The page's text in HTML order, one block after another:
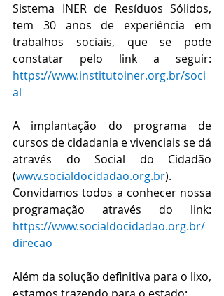
Sistema INER de Resíduos Sólidos,
tem 30 anos de experiência em
trabalhos sociais, que se pode
https://www.institutoiner.org.br/soci
al
A implantação do programa de
cursos de cidadania e vivenciais se dá
através do Social do Cidadão
(www.socialdocidadao.org.br).
Convidamos todos a conhecer nossa
https://www.socialdocidadao.org.br/
direcao
Além da solução definitiva para o lixo,